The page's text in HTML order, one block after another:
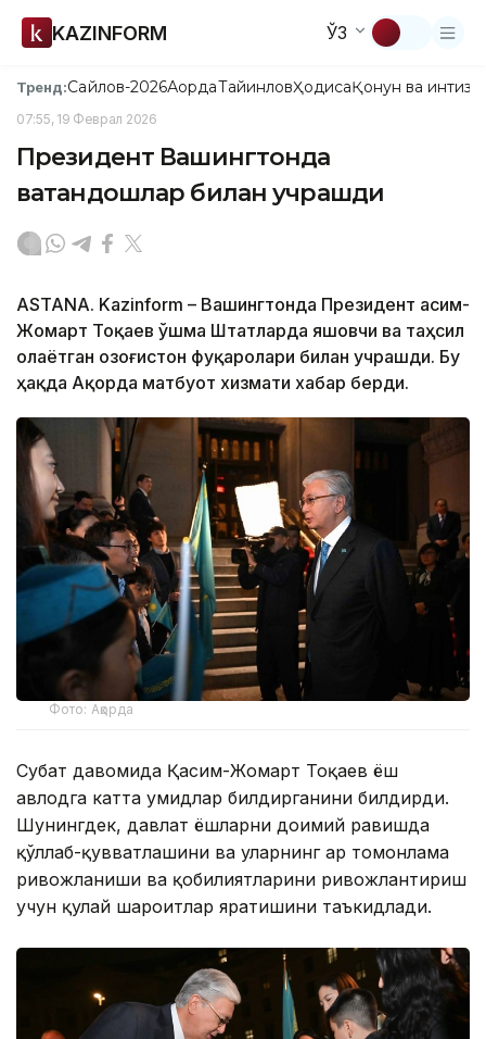
KAZINFORM ЎЗ
Тренд:Сайлов-2026АқордаТайинловҲодисаҚонун ва
07:55, 19 Феврал 2026
Президент Вашингтонда
ватандошлар билан учрашди
ASTANA. Kazinform – Вашингтонда Президент Қасим-
Жомарт Тоқаев Қўшма Штатларда яшовчи ва таҳсил
олаётган Қозоғистон фуқаролари билан учрашди. Бу
ҳақда Ақорда матбуот хизмати хабар берди.
Фото: Ақорда
Суҳбат давомида Қасим-Жомарт Тоқаев ёш
авлодга катта умидлар билдирганини билдирди.
Шунингдек, давлат ёшларни доимий равишда
қўллаб-қувватлашини ва уларнинг ҳар томонлама
ривожланиши ва қобилиятларини ривожлантириш
учун қулай шароитлар яратишини таъкидлади.